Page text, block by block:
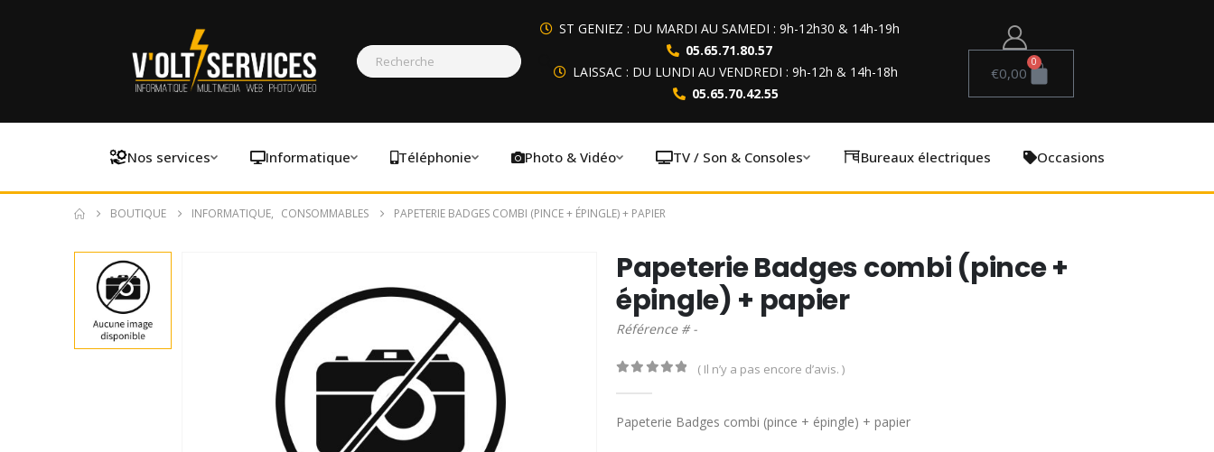
ST GENIEZ : DU MARDI AU SAMEDI : 9h-12h30 & 14h-19h
05.65.71.80.57
LAISSAC : DU LUNDI AU VENDREDI : 9h-12h & 14h-18h
05.65.70.42.55
€0,00
0
Nos services Informatique Téléphonie Photo & Vidéo TV / Son & Consoles Bureaux électriques Occasions
BOUTIQUE INFORMATIQUE, CONSOMMABLES PAPETERIE BADGES COMBI (PINCE + ÉPINGLE) + PAPIER
Papeterie Badges combi (pince +
épingle) + papier
Référence # -
( Il n’y a pas encore d’avis. )
Papeterie Badges combi (pince + épingle) + papier